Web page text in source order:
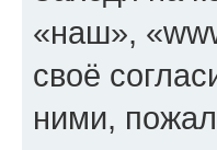
«наш»,
своё
ними,